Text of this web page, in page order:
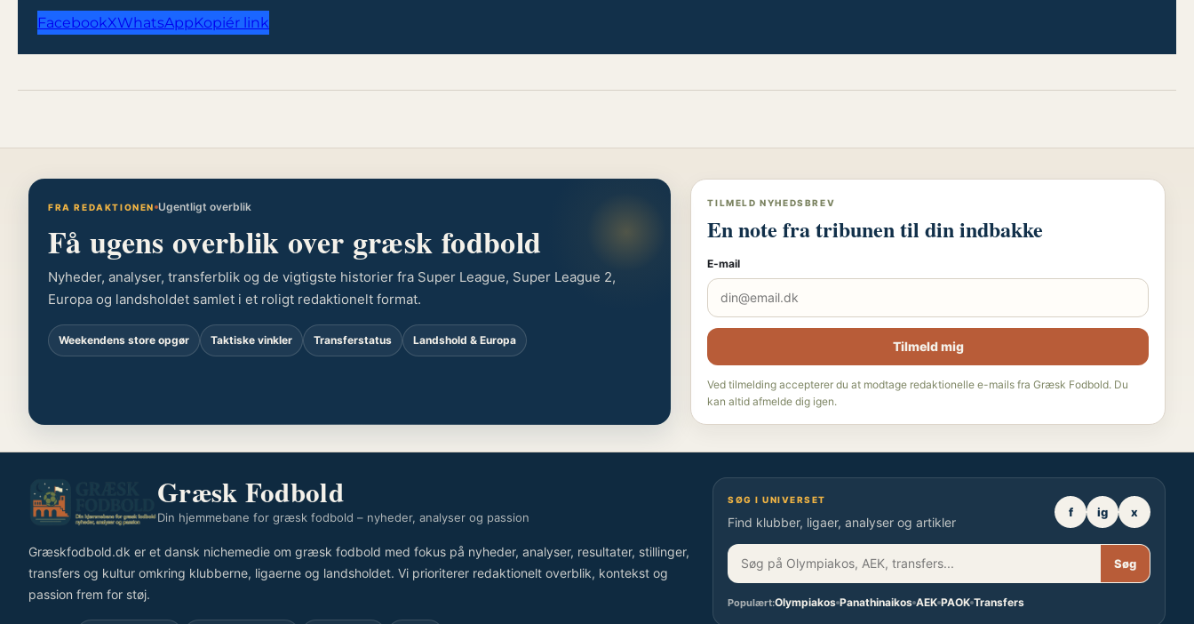
FacebookXWhatsAppKopiér link
FRA REDAKTIONEN Ugentligt overblik
Få ugens overblik over græsk fodbold
Nyheder, analyser, transferblik og de vigtigste historier fra Super League, Super League 2,
Europa og landsholdet samlet i et roligt redaktionelt format.
Weekendens store opgør Taktiske vinkler Transferstatus Landshold & Europa
TILMELD NYHEDSBREV
En note fra tribunen til din indbakke
E-mail
Tilmeld mig
Ved tilmelding accepterer du at modtage redaktionelle e-mails fra Græsk Fodbold. Du
kan altid afmelde dig igen.
Græsk Fodbold
Din hjemmebane for græsk fodbold – nyheder, analyser og passion
Græskfodbold.dk er et dansk nichemedie om græsk fodbold med fokus på nyheder, analyser, resultater, stillinger,
transfers og kultur omkring klubberne, ligaerne og landsholdet. Vi prioriterer redaktionelt overblik, kontekst og
passion frem for støj.
SØG I UNIVERSET
Find klubber, ligaer, analyser og artikler
f ig x
Søg
Populært:Olympiakos Panathinaikos AEK PAOK Transfers